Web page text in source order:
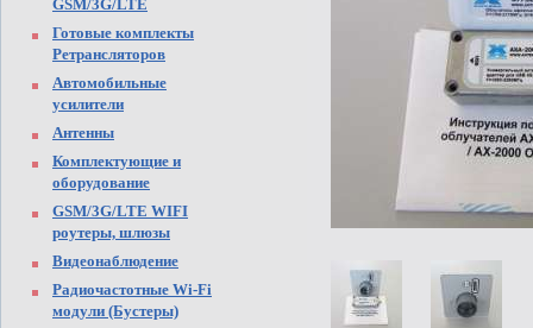
GSM/3G/LTE
Готовые комплекты
Ретрансляторов
Автомобильные
усилители
Антенны
Комплектующие и
оборудование
GSM/3G/LTE WIFI
роутеры, шлюзы
Видеонаблюдение
Радиочастотные Wi-Fi
модули (Бустеры)